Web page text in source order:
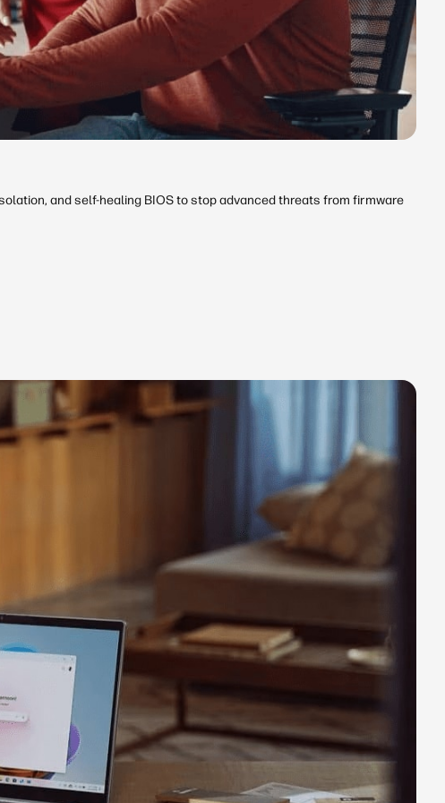
and self‑healing BIOS to stop advanced threats from firmware